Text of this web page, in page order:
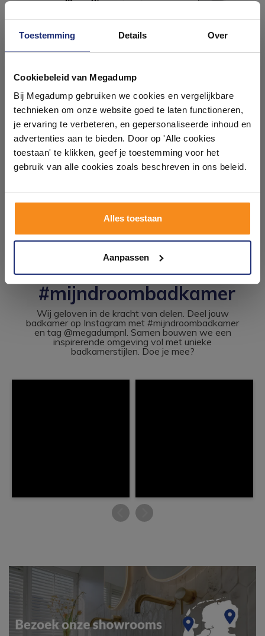
Toestemming Details Over
Cookiebeleid van Megadump
Bij Megadump gebruiken we cookies en vergelijkbare
technieken om onze website goed te laten functioneren,
je ervaring te verbeteren, en gepersonaliseerde inhoud en
advertenties aan te bieden. Door op 'Alle cookies
toestaan' te klikken, geef je toestemming voor het
gebruik van alle cookies zoals beschreven in ons beleid.
Alles toestaan
Aanpassen
Wastafelkraan New Jax 3-
gats Staand Inbouw
1 tot 3 werkdagen
311,00
Meer info
Wastafelmengkraan Finoris
HansGrohe 3-gats 110 met
Push-Open Waste Chroom
Binnen 3 weken geleverd
339,35
Meer info
1 2 3 4
#mijndroombadkamer
Wij geloven in de kracht van delen. Deel jouw
badkamer op Instagram met #mijndroombadkamer
en tag @megadumpnl. Samen bouwen we een
inspirerende omgeving vol met unieke
badkamerstijlen. Doe je mee?
badkamers in onze 1000 m²
showroom
Laat je inspireren door 21 volledig ingerichte
badkameropstellingen – van compact tot luxe. Onze
ervaren adviseurs helpen je persoonlijk, en je vindt
tegels & sanitair direct uit voorraad. Gratis parkeren
op eigen terrein.
Kom langs en ervaar zelf het verschil!